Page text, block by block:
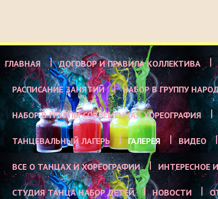
ГЛАВНАЯ ДОГОВОР И ПРАВИЛА КОЛЛЕКТИВА
РАСПИСАНИЕ ЗАНЯТИЙ НАБОР В ГРУППУ
НАБОР В ГРУППЫ СОВРЕМЕННАЯ ХОРЕОГРАФИЯ
ТАНЦЕВАЛЬНЫЙ ЛАГЕРЬ ГАЛЕРЕЯ ВИДЕО
ВСЕ О ТАНЦАХ И ХОРЕОГРАФИИ ИНТЕРЕСНОЕ
СТУДИЯ ТАНЦА НАБОР ДЕТЕЙ НОВОСТИ